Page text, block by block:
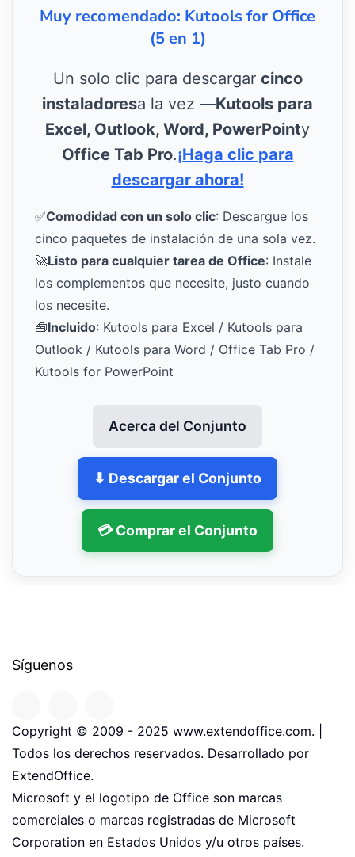
Muy recomendado: Kutools for Office
(5 en 1)
Un solo clic para descargar cinco
instaladoresa la vez —Kutools para
Excel, Outlook, Word, PowerPointy
Office Tab Pro.¡Haga clic para
descargar ahora!
✅Comodidad con un solo clic: Descargue los
cinco paquetes de instalación de una sola vez.
🚀Listo para cualquier tarea de Office: Instale
los complementos que necesite, justo cuando
los necesite.
🧰Incluido: Kutools para Excel / Kutools para
Outlook / Kutools para Word / Office Tab Pro /
Kutools for PowerPoint
Acerca del Conjunto
⬇ Descargar el Conjunto
💳 Comprar el Conjunto
Síguenos
Copyright © 2009 - 2025 www.extendoffice.com. |
Todos los derechos reservados. Desarrollado por
ExtendOffice.
Microsoft y el logotipo de Office son marcas
comerciales o marcas registradas de Microsoft
Corporation en Estados Unidos y/u otros países.